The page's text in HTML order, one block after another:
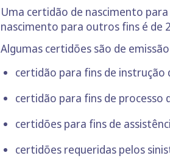
Uma certidão de nascimento
nascimento para outros fins é de
Algumas certidões são de
certidão para fins de instrução
certidão para fins de processo
certidões para fins de
certidões requeridas pelos